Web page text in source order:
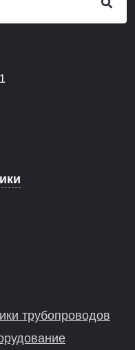
трубопроводов